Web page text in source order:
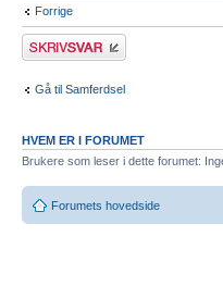
Forrige
Skriv et svar
Gå til Samferdsel
HVEM ER I FORUMET
Brukere som leser i dette forumet:
Forumets hovedside